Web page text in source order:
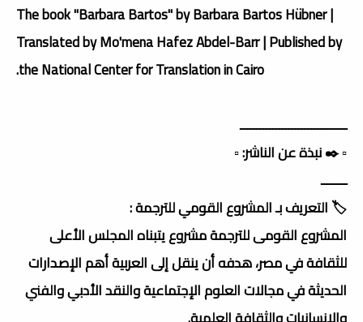
The book "Barbara Bartos" by Barbara Bartos Hübner |
Translated by Mo'mena Hafez Abdel-Barr | Published by
the National Center for Translation in Cairo.
ـــــــــــــــــــــــــــــــــ
▫️ ✒️ نبذة عن الناشر: ▫️
ــــــــ
🏷️ التعريف بـ المشروع القومي للترجمة :
المشروع القومى للترجمة مشروع يتبناه المجلس الأعلى
للثقافة في مصر، هدفه أن ينقل إلى العربية أهم الإصدارات
الحديثة في مجالات العلوم الإجتماعية والنقد الأدبي والفني